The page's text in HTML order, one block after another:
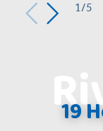
1/5
19